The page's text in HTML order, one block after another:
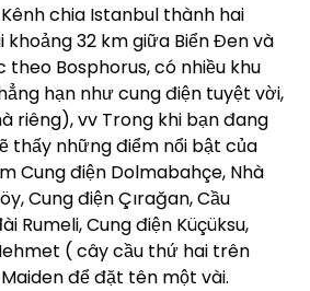
chia Istanbul thành hai
32 km giữa Biển Đen và
theo Bosphorus, có nhiều khu
hạn như cung điện tuyệt vời,
riêng), vv Trong khi bạn đang
thấy những điểm nổi bật của
Cung điện Dolmabahçe, Nhà
Cung điện Çırağan, Cầu
Rumeli, Cung điện Küçüksu,
( cây cầu thứ hai trên
để đặt tên một vài.